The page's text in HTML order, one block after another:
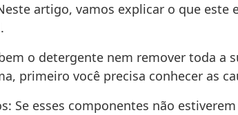
artigo, vamos explicar o que este
o detergente nem remover toda a
primeiro você precisa conhecer as
Se esses componentes não